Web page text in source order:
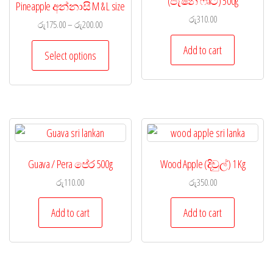
Pineapple අන්නාසි M & L size
රු175.00– රු200.00
Select options
රු310.00
Add to cart
Guava / Pera පේර 500g
රු110.00
Add to cart
Wood Apple (දිවුල්) 1 Kg
රු350.00
Add to cart